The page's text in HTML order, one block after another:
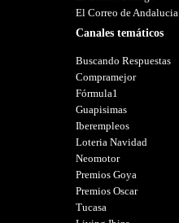
El Correo de Andalucia
Canales temáticos
Buscando Respuestas
Compramejor
Fórmula1
Guapisimas
Iberempleos
Loteria Navidad
Neomotor
Premios Goya
Premios Oscar
Tucasa